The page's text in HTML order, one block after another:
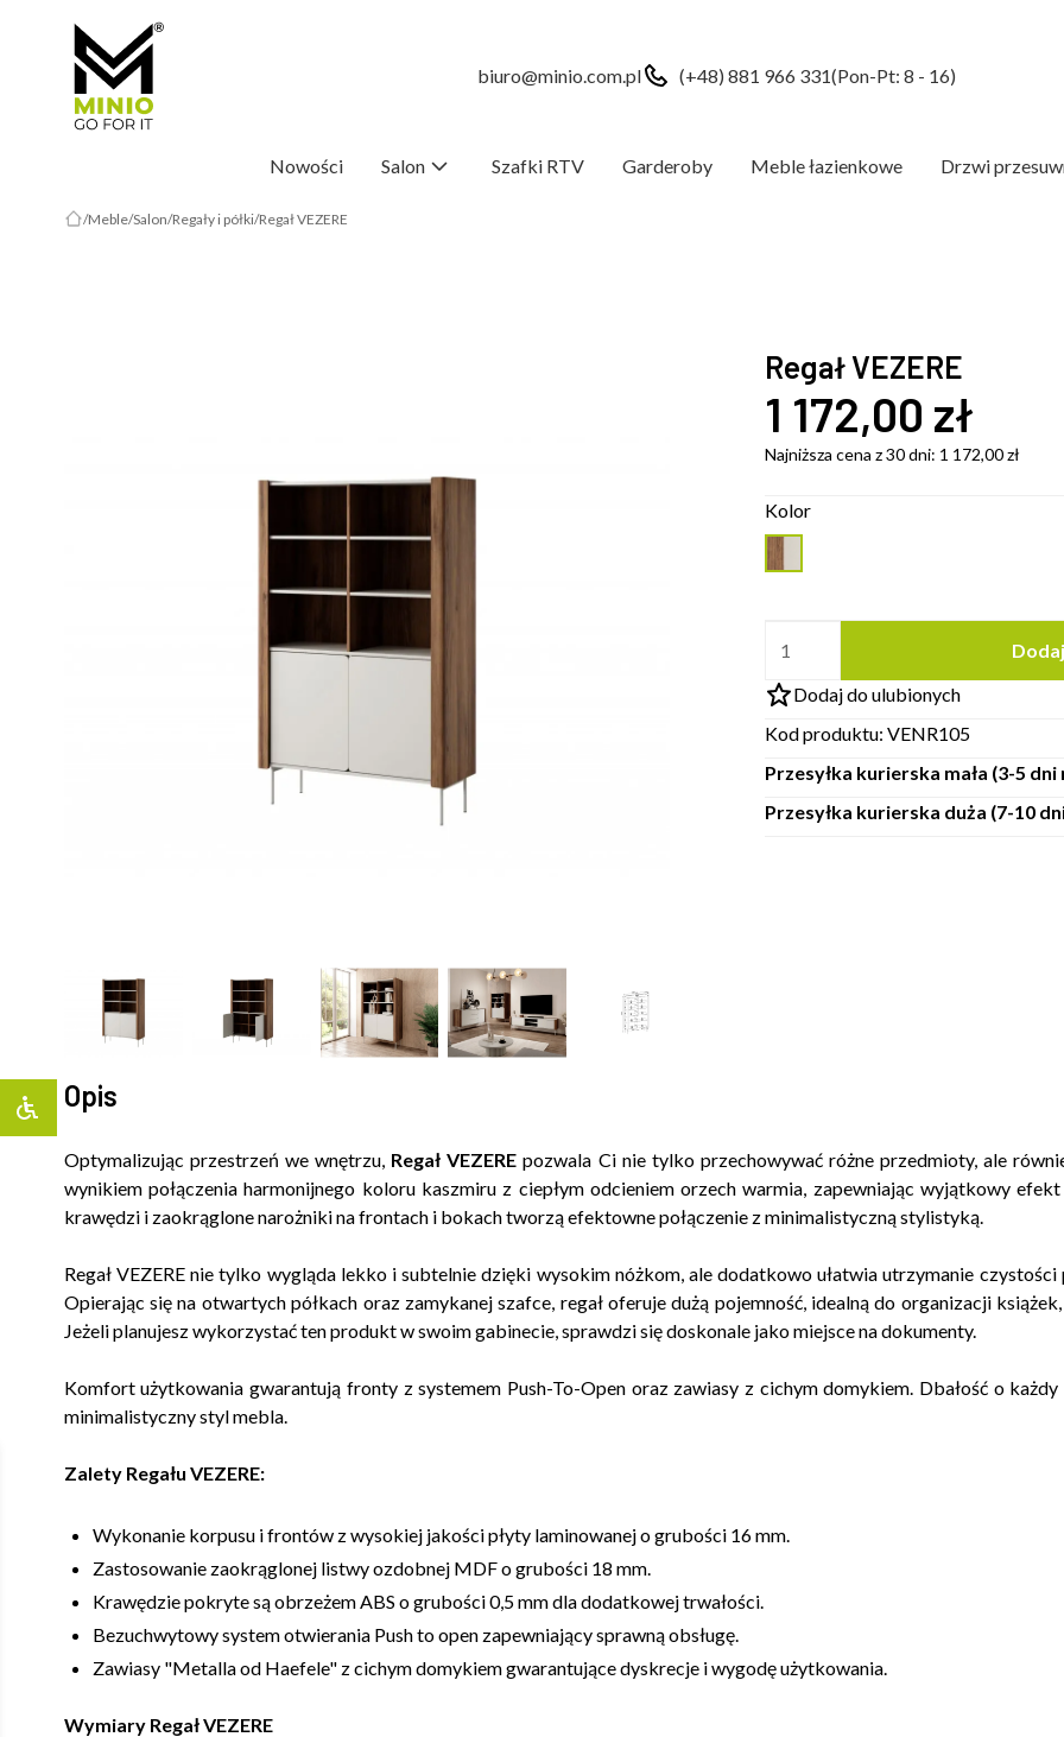
biuro@minio.com.pl (+48) 881 966 331(Pon-Pt: 8 - 16)
Nowości Salon Szafki RTV Garderoby Meble łazienkowe Drzwi
Meble Salon Regały i półki Regał VEZERE
Regał VEZERE
1 172,00 zł
Najniższa cena z 30 dni: 1 172,00zł
Kolor
Dodaj do ulubionych
Kod produktu: VENR105
Przesyłka kurierska mała (3-5
Przesyłka kurierska duża (7-10
Opis
Optymalizując przestrzeń we wnętrzu, Regał VEZERE pozwala Ci nie tylko przechowywać różne przedmioty, ale
wynikiem połączenia harmonijnego koloru kaszmiru z ciepłym odcieniem orzech warmia, zapewniając wyjątkowy
krawędzi i zaokrąglone narożniki na frontach i bokach tworzą efektowne połączenie z minimalistyczną stylistyką.
Regał VEZERE nie tylko wygląda lekko i subtelnie dzięki wysokim nóżkom, ale dodatkowo ułatwia utrzymanie
Opierając się na otwartych półkach oraz zamykanej szafce, regał oferuje dużą pojemność, idealną do organizacji
Jeżeli planujesz wykorzystać ten produkt w swoim gabinecie, sprawdzi się doskonale jako miejsce na dokumenty.
Komfort użytkowania gwarantują fronty z systemem Push-To-Open oraz zawiasy z cichym domykiem. Dbałość o
minimalistyczny styl mebla.
Zalety Regału VEZERE:
Wykonanie korpusu i frontów z wysokiej jakości płyty laminowanej o grubości 16 mm.
Zastosowanie zaokrąglonej listwy ozdobnej MDF o grubości 18 mm.
Krawędzie pokryte są obrzeżem ABS o grubości 0,5 mm dla dodatkowej trwałości.
Bezuchwytowy system otwierania Push to open zapewniający sprawną obsługę.
Zawiasy "Metalla od Haefele" z cichym domykiem gwarantujące dyskrecje i wygodę użytkowania.
Wymiary Regał VEZERE